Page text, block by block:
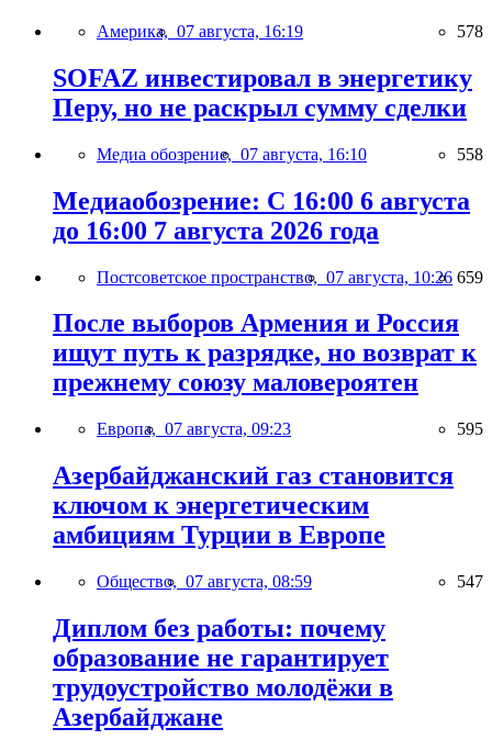
Америка, 07 августа, 16:19 578
SOFAZ инвестировал в энергетику
Перу, но не раскрыл сумму сделки
Медиа обозрение, 07 августа, 16:10 558
Медиаобозрение: С 16:00 6 августа
до 16:00 7 августа 2026 года
Постсоветское пространство, 07 августа, 10:26 659
После выборов Армения и Россия
ищут путь к разрядке, но возврат к
прежнему союзу маловероятен
Европа, 07 августа, 09:23 595
Азербайджанский газ становится
ключом к энергетическим
амбициям Турции в Европе
Общество, 07 августа, 08:59 547
Диплом без работы: почему
образование не гарантирует
трудоустройство молодёжи в
Азербайджане